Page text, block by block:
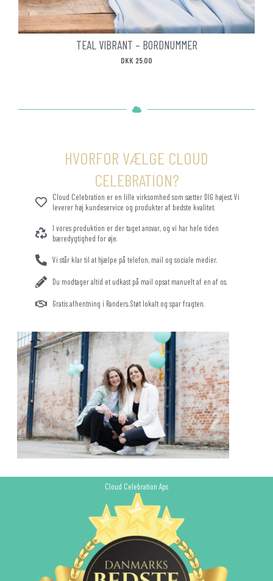
TEAL VIBRANT – BORDNUMMER
DKK 25.00
HVORFOR VÆLGE CLOUD
CELEBRATION?
Cloud Celebration er en lille virksomhed som sætter DIG højest. Vi
leverer høj kundeservice og produkter af bedste kvalitet.
I vores produktion er der taget ansvar, og vi har hele tiden
bæredygtighed for øje.
Vi står klar til at hjælpe på telefon, mail og sociale medier.
Du modtager altid et udkast på mail opsat manuelt af en af os.
Gratis afhentning i Randers. Støt lokalt og spar fragten.
Cloud Celebration Aps